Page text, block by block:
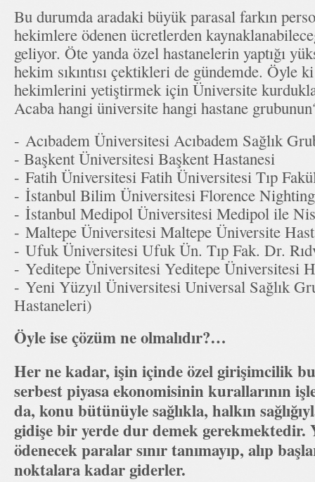
Bu durumda aradaki büyük parasal farkın
hekimlere ödenen ücretlerden
geliyor. Öte yanda özel hastanelerin yaptığı
hekim sıkıntısı çektikleri de gündemde. Öyle
hekimlerini yetiştirmek için Üniversite
Acaba hangi üniversite hangi hastane
- Acıbadem Üniversitesi Acıbadem Sağlık
- Başkent Üniversitesi Başkent Hastanesi
- Fatih Üniversitesi Fatih Üniversitesi Tıp
- İstanbul Bilim Üniversitesi Florence
- İstanbul Medipol Üniversitesi Medipol ile
- Maltepe Üniversitesi Maltepe Üniversite
- Ufuk Üniversitesi Ufuk Ün. Tıp Fak. Dr.
- Yeditepe Üniversitesi Yeditepe Üniversitesi
- Yeni Yüzyıl Üniversitesi Universal Sağlık
Hastaneleri)
Öyle ise çözüm ne olmalıdır?…
Her ne kadar, işin içinde özel girişimcilik
serbest piyasa ekonomisinin kurallarının
da, konu bütünüyle sağlıkla, halkın
gidişe bir yerde dur demek gerekmektedir.
ödenecek paralar sınır tanımayıp, alıp
noktalara kadar giderler.